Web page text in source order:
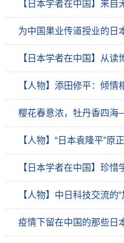
【日本学者在中国】来
为中国果业传道授业的
【日本学者在中国】从
【人物】添田修平：倾
【人物】“日本袁隆平”原
【日本学者在中国】珍
【人物】中日科技交流